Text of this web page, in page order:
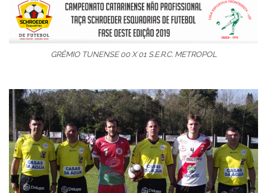
GRÊMIO TUNENSE 00 X 01 S.E.R.C. METROPOL